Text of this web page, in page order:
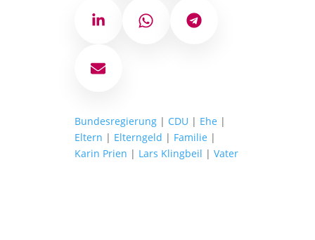
LinkedIn WhatsAppTelegram
E-Mail
Bundesregierung| CDU | Ehe |
Eltern | Elterngeld | Familie |
Karin Prien | Lars Klingbeil | Vater